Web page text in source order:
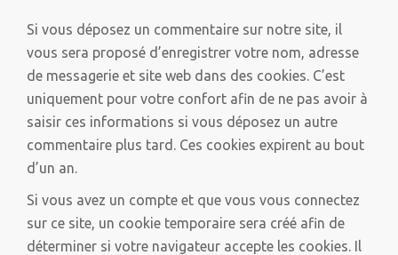
Si vous déposez un commentaire sur notre site, il
vous sera proposé d’enregistrer votre nom, adresse
de messagerie et site web dans des cookies. C’est
uniquement pour votre confort afin de ne pas avoir à
saisir ces informations si vous déposez un autre
commentaire plus tard. Ces cookies expirent au bout
d’un an.
Si vous avez un compte et que vous vous connectez
sur ce site, un cookie temporaire sera créé afin de
déterminer si votre navigateur accepte les cookies. Il